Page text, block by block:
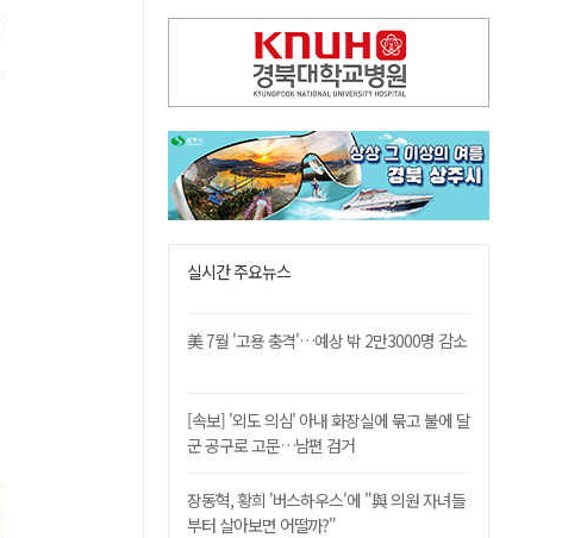
실시간 주요뉴스
美 7월 '고용 충격'…예상 밖 2만3000명 감소
[속보] '외도 의심' 아내 화장실에 묶고 불에 달
군 공구로 고문…남편 검거
장동혁, 황희 '버스하우스'에 "與 의원 자녀들
부터 살아보면 어떨까?"